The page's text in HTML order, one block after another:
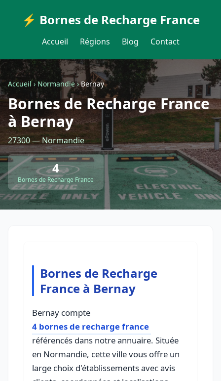
⚡ Bornes de Recharge France
Accueil Régions Blog Contact
Accueil›Normandie›Bernay
Bornes de Recharge France
à Bernay
27300 — Normandie
4
Bornes de Recharge France
Bornes de Recharge
France à Bernay
Bernay compte
4 bornes de recharge france
référencés dans notre annuaire. Située
en Normandie, cette ville vous offre un
large choix d'établissements avec avis